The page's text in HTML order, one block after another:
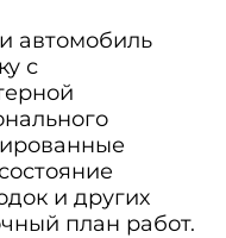
автомобиль
с
и других
план работ.